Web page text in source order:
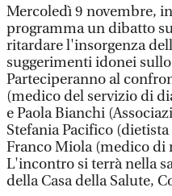
Mercoledì 9 novembre,
programma un dibatto
ritardare l'insorgenza
suggerimenti idonei
Parteciperanno al
(medico del servizio di
e Paola Bianchi
Stefania Pacifico
Franco Miola (medico di
L'incontro si terrà nella
della Casa della Salute,